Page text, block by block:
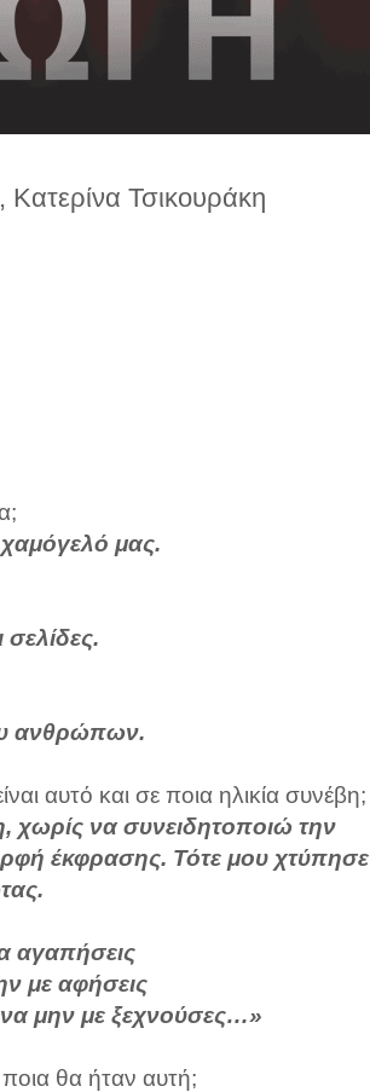
Κατερίνα Τσικουράκη
μας.
ανθρώπων.
αυτό και σε ποια ηλικία συνέβη;
χωρίς να συνειδητοποιώ την
έκφρασης. Τότε μου χτύπησε
αγαπήσεις
με αφήσεις
μην με ξεχνούσες…»
θα ήταν αυτή;